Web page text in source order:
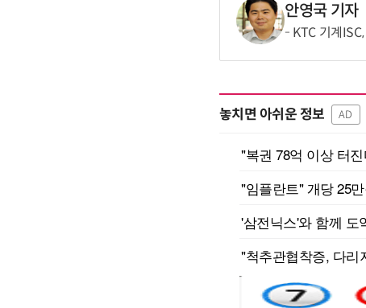
안영국 기자
KTC 기계
놓치면 아쉬운 정보 AD